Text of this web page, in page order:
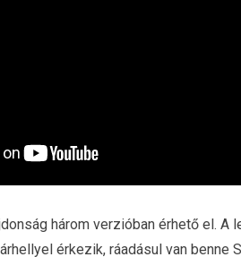
három verzióban érhető el. A
érkezik, ráadásul van benne